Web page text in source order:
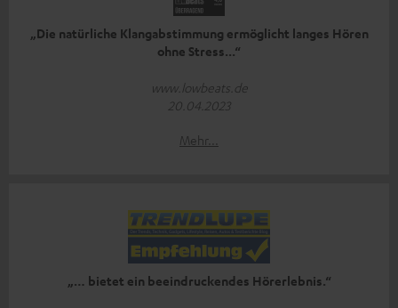
„Die natürliche Klangabstimmung ermöglicht langes Hören
ohne Stress...“
www.lowbeats.de
20.04.2023
Mehr...
„… bietet ein beeindruckendes Hörerlebnis.“